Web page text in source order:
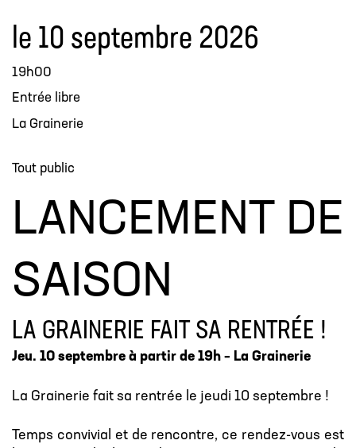
le 10 septembre 2026
19h00
Entrée libre
La Grainerie
Tout public
LANCEMENT DE
SAISON
LA GRAINERIE FAIT SA RENTRÉE !
Jeu. 10 septembre à partir de 19h – La Grainerie
La Grainerie fait sa rentrée le jeudi 10 septembre !
Temps convivial et de rencontre, ce rendez-vous est